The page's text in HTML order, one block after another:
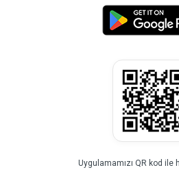
Uygulamamızı QR kod ile